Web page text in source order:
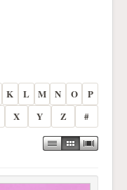
K L M N O
P
X Y Z #